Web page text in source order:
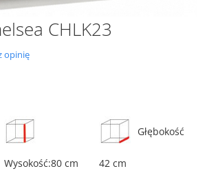
CHLK23
opinię
Wysokość:80 cm
Głębokość
42 cm